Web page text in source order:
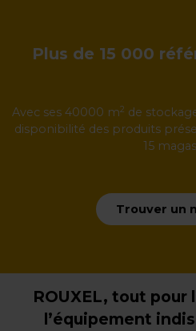
Plus de 15 000
Avec ses 40000 m2 de
disponibilité des produits
15
Trouver un
ROUXEL, tout pour
l’équipement